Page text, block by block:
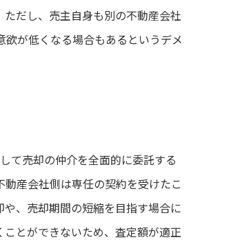
だし、売主自身も別の不動産会社
が低くなる場合もあるというデメ
て売却の仲介を全面的に委託する
産会社側は専任の契約を受けたこ
、売却期間の短縮を目指す場合に
とができないため、査定額が適正